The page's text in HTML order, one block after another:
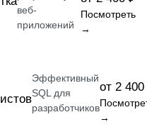
веб-
приложений
Посмотреть
→
Эффективный
SQL для
разработчиков
от 2
→